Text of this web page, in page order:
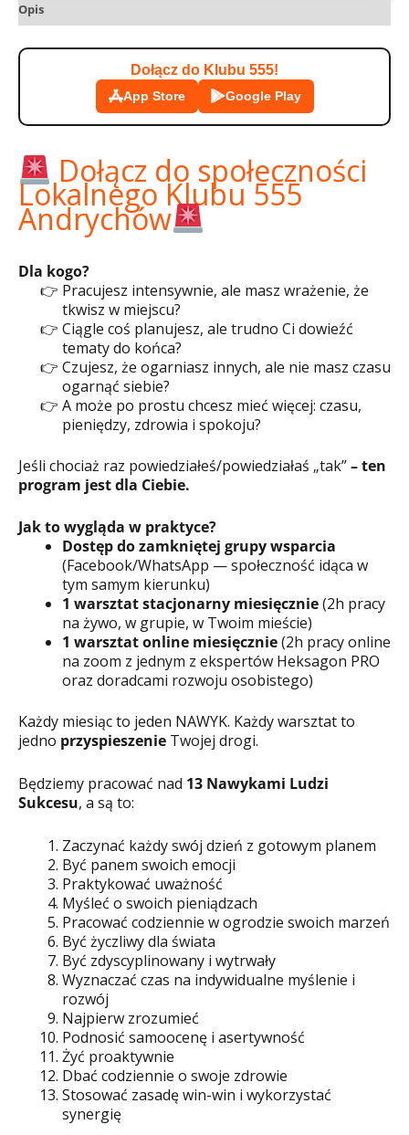
Opis
Dołącz do Klubu 555!
App Store Google Play
Dołącz do społeczności
Lokalnego Klubu 555
Andrychów
Dla kogo?
Pracujesz intensywnie, ale masz wrażenie, że
tkwisz w miejscu?
Ciągle coś planujesz, ale trudno Ci dowieźć
tematy do końca?
Czujesz, że ogarniasz innych, ale nie masz czasu
ogarnąć siebie?
A może po prostu chcesz mieć więcej: czasu,
pieniędzy, zdrowia i spokoju?
Jeśli chociaż raz powiedziałeś/powiedziałaś „tak”– ten
program jest dla Ciebie.
Jak to wygląda w praktyce?
Dostęp do zamkniętej grupy wsparcia
(Facebook/WhatsApp — społeczność idąca w
tym samym kierunku)
1 warsztat stacjonarny miesięcznie(2h pracy
na żywo, w grupie, w Twoim mieście)
1 warsztat online miesięcznie(2h pracy online
na zoom z jednym z ekspertów Heksagon PRO
oraz doradcami rozwoju osobistego)
Każdy miesiąc to jeden NAWYK. Każdy warsztat to
jedno przyspieszenie Twojej drogi.
Będziemy pracować nad 13 Nawykami Ludzi
Sukcesu, a są to:
Zaczynać każdy swój dzień z gotowym planem
Być panem swoich emocji
Praktykować uważność
Myśleć o swoich pieniądzach
Pracować codziennie w ogrodzie swoich marzeń
Być życzliwy dla świata
Być zdyscyplinowany i wytrwały
Wyznaczać czas na indywidualne myślenie i
rozwój
Najpierw zrozumieć
Podnosić samoocenę i asertywność
Żyć proaktywnie
Dbać codziennie o swoje zdrowie
Stosować zasadę win-win i wykorzystać
synergię